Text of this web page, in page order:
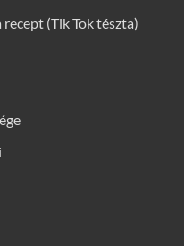
(Tik Tok tészta)